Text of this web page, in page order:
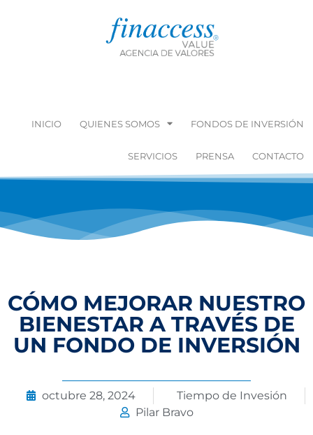
INICIO QUIENES SOMOS FONDOS DE INVERSIÓN
SERVICIOS PRENSA CONTACTO
CÓMO MEJORAR NUESTRO
BIENESTAR A TRAVÉS DE
UN FONDO DE INVERSIÓN
octubre 28, 2024
Tiempo de Invesión
Pilar Bravo